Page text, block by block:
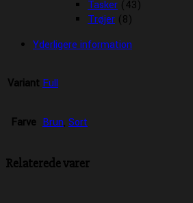
Tasker (43)
Trøjer (8)
Yderligere information
Variant Full
Farve Brun, Sort
Relaterede varer